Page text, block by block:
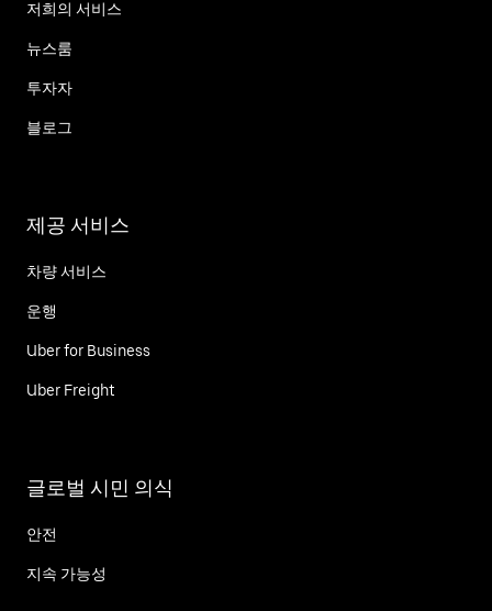
저희의 서비스
뉴스룸
투자자
블로그
제공 서비스
차량 서비스
운행
Uber for Business
Uber Freight
글로벌 시민 의식
안전
지속 가능성